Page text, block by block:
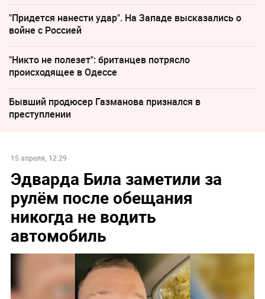
"Придется нанести удар". На Западе высказались о
войне с Россией
"Никто не полезет": британцев потрясло
происходящее в Одессе
Бывший продюсер Газманова признался в
преступлении
15 апреля, 12:29
Эдварда Била заметили за
рулём после обещания
никогда не водить
автомобиль